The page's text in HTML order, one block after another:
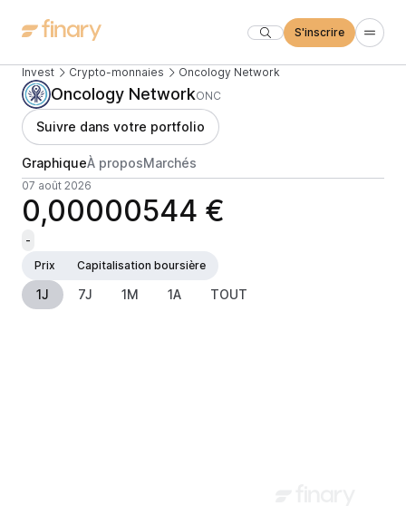
S'inscrire
Invest Crypto-monnaies Oncology Network
Oncology NetworkONC
Suivre dans votre portfolio
GraphiqueÀ proposMarchés
07 août 2026
0,00000544 €
-
Prix
Capitalisation boursière
1J 7J 1M 1A TOUT